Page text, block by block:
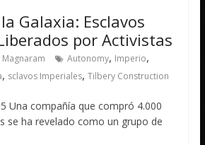
Galaxia: Esclavos
por Activistas
Magnaram Autonomy, Imperio,
, sclavos Imperiales,Tilbery Construction
Una compañía que compró 4.000
se ha revelado como un grupo de